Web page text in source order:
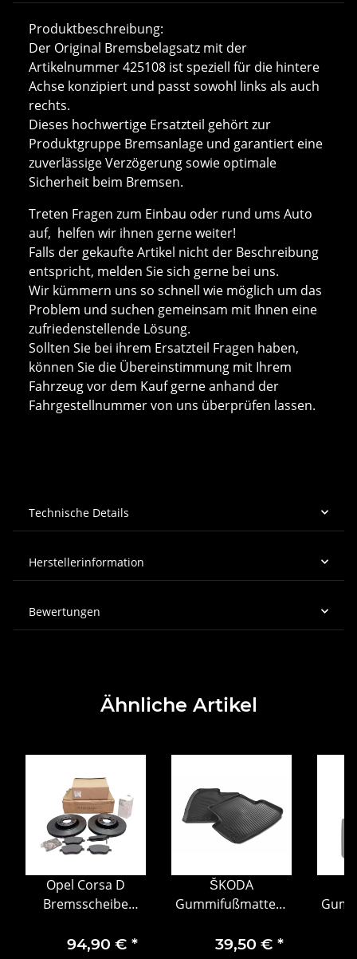
Produktbeschreibung:
Der Original Bremsbelagsatz mit der
Artikelnummer 425108 ist speziell für die hintere
Achse konzipiert und passt sowohl links als auch
rechts.
Dieses hochwertige Ersatzteil gehört zur
Produktgruppe Bremsanlage und garantiert eine
zuverlässige Verzögerung sowie optimale
Sicherheit beim Bremsen.
Treten Fragen zum Einbau oder rund ums Auto
auf, helfen wir ihnen gerne weiter!
Falls der gekaufte Artikel nicht der Beschreibung
entspricht, melden Sie sich gerne bei uns.
Wir kümmern uns so schnell wie möglich um das
Problem und suchen gemeinsam mit Ihnen eine
zufriedenstellende Lösung.
Sollten Sie bei ihrem Ersatzteil Fragen haben,
können Sie die Übereinstimmung mit Ihrem
Fahrzeug vor dem Kauf gerne anhand der
Fahrgestellnummer von uns überprüfen lassen.
Technische Details
Herstellerinformation
Bewertungen
Ähnliche Artikel
Opel Corsa D
Bremsscheibe
Bremsensatz vorne
94,90 € *
ŠKODA
Gummifußmatten-
39,50 € *